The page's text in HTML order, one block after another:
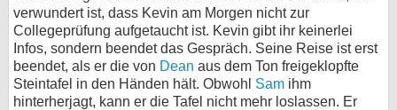
verwundert ist, dass Kevin am Morgen nicht zur
Collegeprüfung aufgetaucht ist. Kevin gibt ihr keinerlei
Infos, sondern beendet das Gespräch. Seine Reise ist erst
beendet, als er die von Dean aus dem Ton freigeklopfte
Steintafel in den Händen hält. Obwohl Sam ihm
hinterherjagt, kann er die Tafel nicht mehr loslassen. Er
Cookie-Einstellungen
Impressum
Desktop-Ansicht
myFanbase